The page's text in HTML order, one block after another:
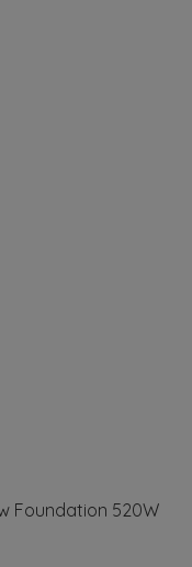
Foundation 520W